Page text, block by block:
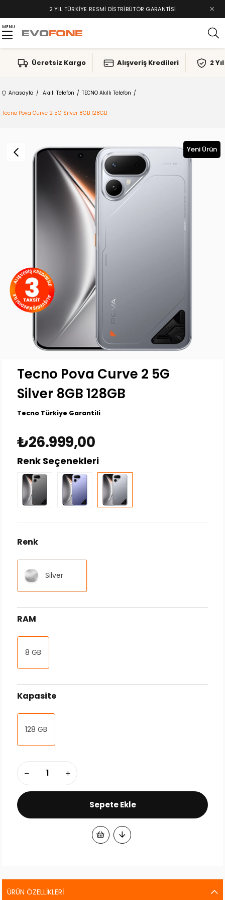
2 YIL TÜRKIYE RESMI DISTRIBÜTÖR GARANTISI ×
MENU
Ücretsiz Kargo Alışveriş Kredileri 2
Anasayfa Akıllı Telefon TECNO Akıllı Telefon
Tecno Pova Curve 2 5G Silver 8GB 128GB
Yeni Ürün
Tecno Pova Curve 2 5G
Silver 8GB 128GB
Tecno Türkiye Garantili
₺26.999,00
Renk Seçenekleri
Renk
Silver
RAM
8 GB
Kapasite
128 GB
ÜRÜN ÖZELLIKLERI